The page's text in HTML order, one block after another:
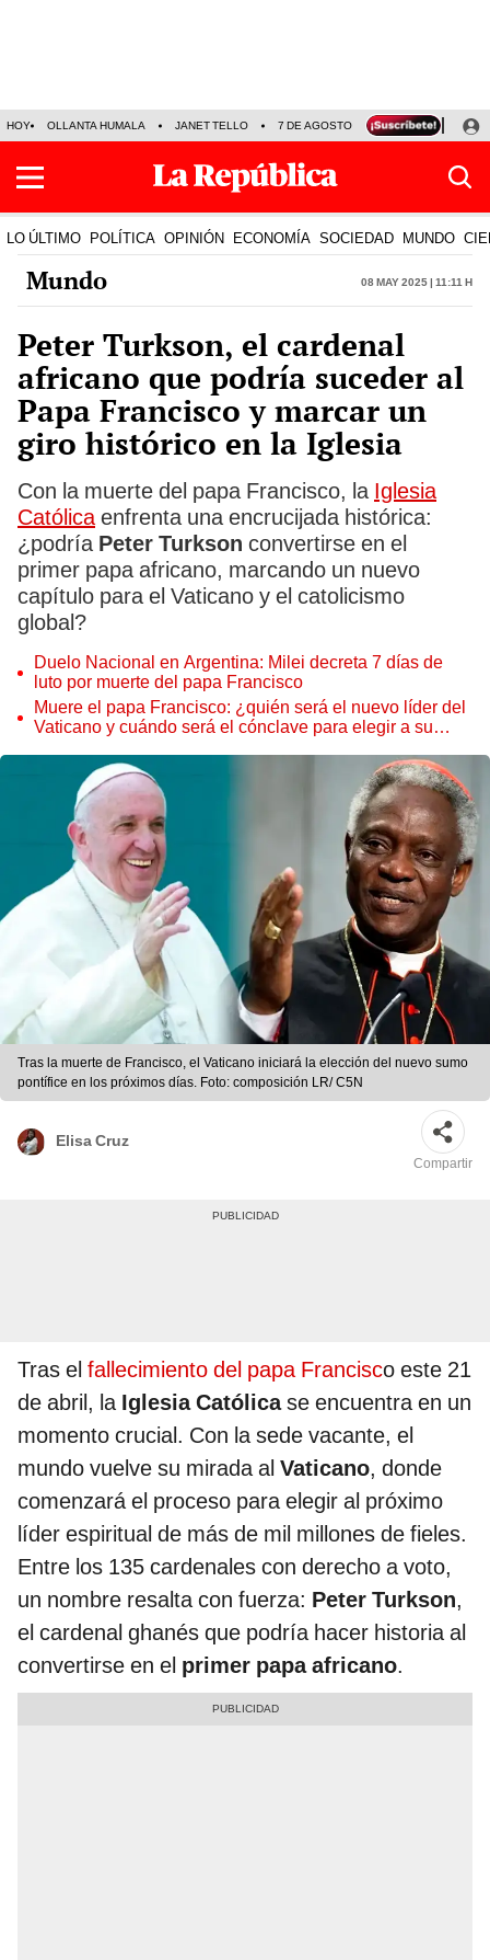
HOY OLLANTA HUMALA JANET TELLO 7 DE AGOSTO TINKA RESULTADOS
LO ÚLTIMO POLÍTICA OPINIÓN ECONOMÍA SOCIEDAD MUNDO
Mundo 08 May 2025 | 11:11 h
Peter Turkson, el cardenal
africano que podría suceder al
Papa Francisco y marcar un
giro histórico en la Iglesia
Con la muerte del papa Francisco, la Iglesia
Católicaenfrenta una encrucijada histórica:
¿podría Peter Turkson convertirse en el
primer papa africano, marcando un nuevo
capítulo para el Vaticano y el catolicismo
global?
Duelo Nacional en Argentina: Milei decreta 7 días de
luto por muerte del papa Francisco
Muere el papa Francisco: ¿quién será el nuevo líder del
Vaticano y cuándo será el cónclave para elegir a su
Tras la muerte de Francisco, el Vaticano iniciará la elección del nuevo sumo
pontífice en los próximos días. Foto: composición LR/ C5N
Elisa Cruz
Compartir
Tras el fallecimiento del papa Francisco este 21
de abril, laIglesia Católicase encuentra en un
momento crucial. Con la sede vacante, el
mundo vuelve su mirada al Vaticano, donde
comenzará el proceso para elegir al próximo
líder espiritual de más de mil millones de fieles.
Entre los 135 cardenales con derecho a voto,
un nombre resalta con fuerza: Peter Turkson,
el cardenal ghanés que podría hacer historia al
convertirse en el primer papa africano.